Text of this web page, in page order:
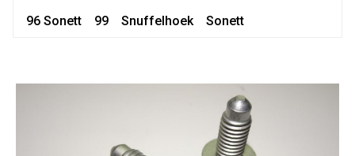
96 Sonett 99 Snuffelhoek Sonett